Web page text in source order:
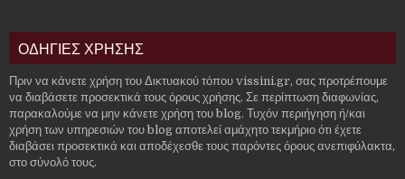
ΟΔΗΓΙΕΣ ΧΡΗΣΗΣ
Πριν να κάνετε χρήση του Δικτυακού τόπου vissini.gr, σας προτρέπουμε
να διαβάσετε προσεκτικά τους όρους χρήσης. Σε περίπτωση διαφωνίας,
παρακαλούμε να μην κάνετε χρήση του blog. Τυχόν περιήγηση ή/και
χρήση των υπηρεσιών του blog αποτελεί αμάχητο τεκμήριο ότι έχετε
διαβάσει προσεκτικά και αποδέχεσθε τους παρόντες όρους ανεπιφύλακτα,
στο σύνολό τους.